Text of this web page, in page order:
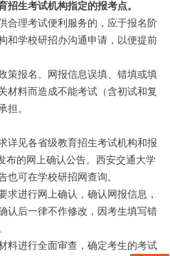
招生考试机构指定的报考点。
合理考试便利服务的，应于报名阶
和学校研招办沟通申请，以便提前
策报名、网报信息误填、错填或填
材料而造成不能考试（含初试和复
担。
详见各省级教育招生考试机构和报
布的网上确认公告。西安交通大学
也可在学校研招网查询。
求进行网上确认，确认网报信息，
认后一律不作修改，因考生填写错
料进行全面审查，确定考生的考试